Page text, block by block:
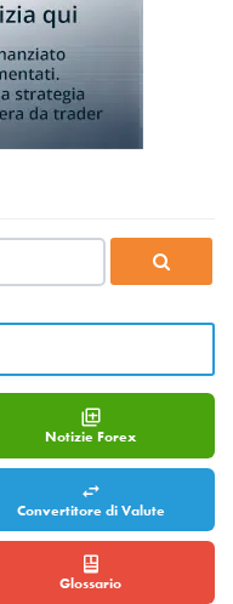
Notizie Forex
Convertitore di Valute
Glossario